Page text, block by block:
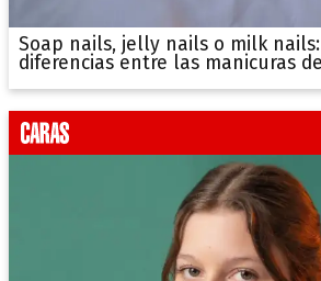
Soap nails, jelly nails o milk
diferencias entre las manicuras